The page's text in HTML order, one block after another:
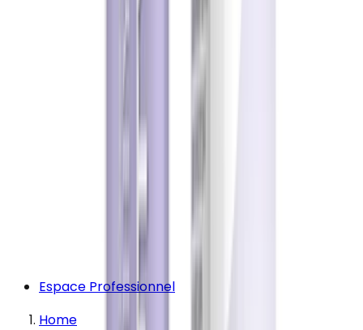
Espace Professionnel
Home